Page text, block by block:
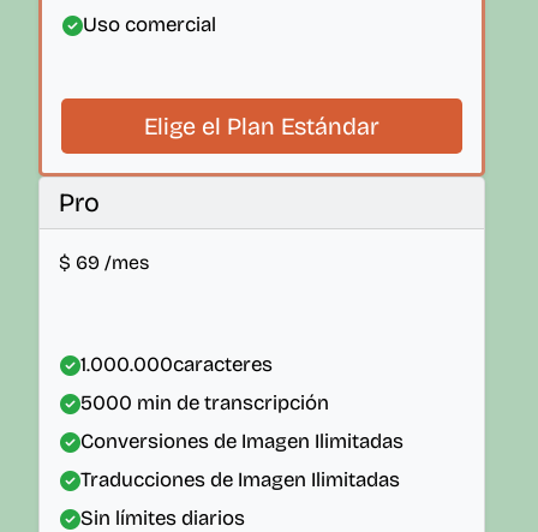
Uso comercial
Elige el Plan Estándar
Pro
$ 69 /mes
1.000.000caracteres
5000 min de transcripción
Conversiones de Imagen Ilimitadas
Traducciones de Imagen Ilimitadas
Sin límites diarios